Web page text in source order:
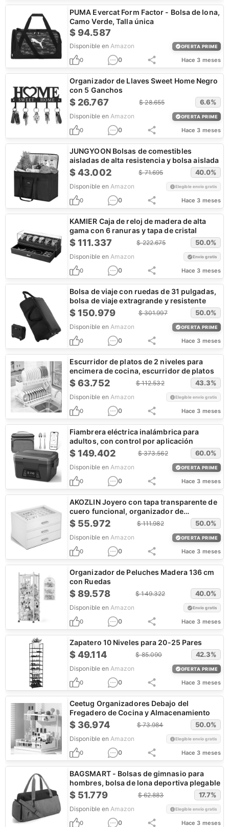
PUMA Evercat Form Factor - Bolsa de lona,
Camo Verde, Talla única
$ 94.587
Disponible en Amazon OFERTA PRIME
0 0 Hace 3 meses
Organizador de Llaves Sweet Home Negro
con 5 Ganchos
$ 26.767 $28.655 6.6%
Disponible en Amazon OFERTA PRIME
0 0 Hace 3 meses
JUNGYOON Bolsas de comestibles
aisladas de alta resistencia y bolsa aislada
$43.002 $71.695 40.0%
Disponible en Amazon Elegible envío gratis
0 0 Hace 3 meses
KAMIER Caja de reloj de madera de alta
gama con 6 ranuras y tapa de cristal
$111.337 $222.675 50.0%
Disponible en Amazon Envío gratis
0 0 Hace 3 meses
Bolsa de viaje con ruedas de 31 pulgadas,
bolsa de viaje extragrande y resistente
$150.979 $301.997 50.0%
Disponible en Amazon OFERTA PRIME
0 0 Hace 3 meses
Escurridor de platos de 2 niveles para
encimera de cocina, escurridor de platos
$63.752 $112.532 43.3%
Disponible en Amazon Elegible envío gratis
0 0 Hace 3 meses
Fiambrera eléctrica inalámbrica para
adultos, con control por aplicación
$149.402 $373.562 60.0%
Disponible en Amazon OFERTA PRIME
0 0 Hace 3 meses
AKOZLIN Joyero con tapa transparente de
cuero funcional, organizador de
almacenamiento
$ 55.972 $111.982 50.0%
Disponible en Amazon OFERTA PRIME
0 0 Hace 3 meses
Organizador de Peluches Madera 136 cm
con Ruedas
$89.578 $149.322 40.0%
Disponible en Amazon Envío gratis
0 0 Hace 3 meses
Zapatero 10 Niveles para 20-25 Pares
$49.114 $85.090 42.3%
Disponible en Amazon OFERTA PRIME
0 0 Hace 3 meses
Ceetug Organizadores Debajo del
Fregadero de Cocina y Almacenamiento
$ 36.974 $73.984 50.0%
Disponible en Amazon Elegible envío gratis
0 0 Hace 3 meses
BAGSMART - Bolsas de gimnasio para
hombres, bolsa de lona deportiva plegable
$ 51.779 $62.883 17.7%
Disponible en Amazon Elegible envío gratis
0 0 Hace 3 meses